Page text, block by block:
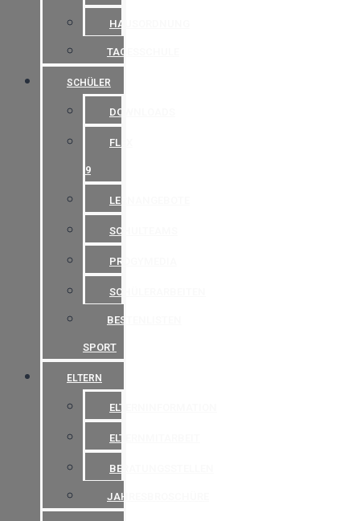
HAUSORDNUNG
TAGESSCHULE
SCHÜLER
DOWNLOADS
FLEX
9
LERNANGEBOTE
SCHULTEAMS
PROGYMEDIA
SCHÜLERARBEITEN
BESTENLISTEN
SPORT
ELTERN
ELTERNINFORMATION
ELTERNMITARBEIT
BERATUNGSSTELLEN
JAHRESBROSCHÜRE